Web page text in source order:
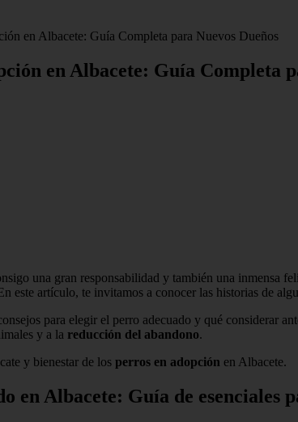
en Albacete: Guía Completa para Nuevos Dueños
en Albacete: Guía Completa
una gran responsabilidad y también una inmensa
este artículo, te invitamos a conocer las historias de
para elegir el perro adecuado y qué considerar
y a la reducción del abandono.
y bienestar de los perros en adopción en Albacete.
Albacete: Guía de esenciales